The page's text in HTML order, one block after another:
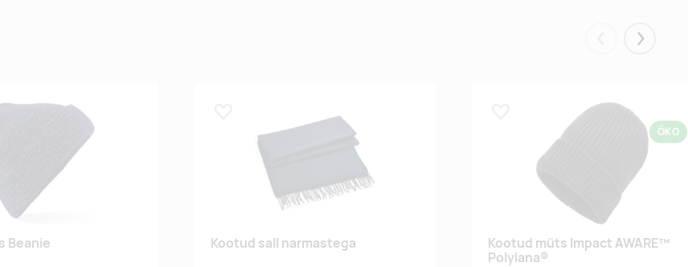
Eelmised
Beanie Kootud sall narmastega
ÖKO
Kootud müts Impact AWARE™
Polylana®